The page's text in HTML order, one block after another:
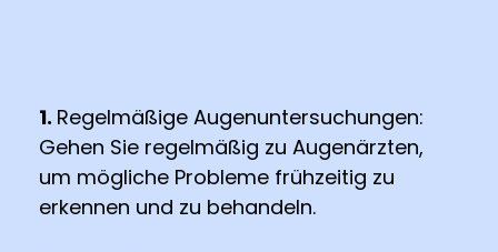
1. Regelmäßige Augenuntersuchungen:
Gehen Sie regelmäßig zu Augenärzten,
um mögliche Probleme frühzeitig zu
erkennen und zu behandeln.